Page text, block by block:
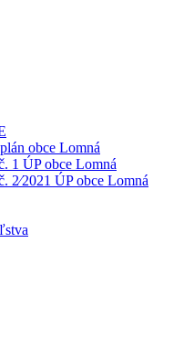
obce Lomná
1 ÚP obce Lomná
2⁄2021 ÚP obce Lomná